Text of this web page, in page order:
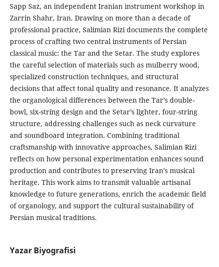
Sapp Saz, an independent Iranian instrument workshop in
Zarrin Shahr, Iran. Drawing on more than a decade of
professional practice, Salimian Rizi documents the complete
process of crafting two central instruments of Persian
classical music: the Tar and the Setar. The study explores
the careful selection of materials such as mulberry wood,
specialized construction techniques, and structural
decisions that affect tonal quality and resonance. It analyzes
the organological differences between the Tar’s double-
bowl, six-string design and the Setar’s lighter, four-string
structure, addressing challenges such as neck curvature
and soundboard integration. Combining traditional
craftsmanship with innovative approaches, Salimian Rizi
reflects on how personal experimentation enhances sound
production and contributes to preserving Iran’s musical
heritage. This work aims to transmit valuable artisanal
knowledge to future generations, enrich the academic field
of organology, and support the cultural sustainability of
Persian musical traditions.
Yazar Biyografisi